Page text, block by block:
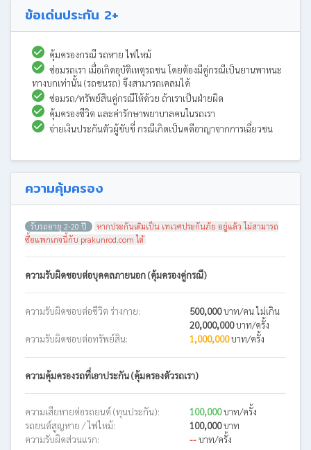
ข้อเด่นประกัน 2+
คุ้มครองกรณี รถหาย ไฟไหม้
ซ่อมรถเรา เมื่อเกิดอุบัติเหตุรถชน โดยต้องมีคู่กรณีเป็นยานพาหนะ
ทางบกเท่านั้น (รถชนรถ) จึงสามารถเคลมได้
ซ่อมรถ/ทรัพย์สินคู่กรณีให้ด้วย ถ้าเราเป็นฝ่ายผิด
คุ้มครองชีวิต และค่ารักษาพยาบาลคนในรถเรา
จ่ายเงินประกันตัวผู้ขับขี่ กรณีเกิดเป็นคดีอาญาจากการเฉี่ยวชน
ความคุ้มครอง
รับรถอายุ 2-20 ปี
หากประกันเดิมเป็น เทเวศประกันภัย อยู่แล้ว ไม่สามารถ
ซื้อแพกเกจนี้กับ prakunrod.com ได้
ความรับผิดชอบต่อบุคคลภายนอก (คุ้มครองคู่กรณี)
ความรับผิดชอบต่อชีวิต ร่างกาย: 500,000บาท/คน ไม่เกิน
20,000,000บาท/ครั้ง
ความรับผิดชอบต่อทรัพย์สิน:
1,000,000บาท/ครั้ง
ความคุ้มครองรถที่เอาประกัน (คุ้มครองตัวรถเรา)
ความเสียหายต่อรถยนต์ (ทุนประกัน): 100,000บาท/ครั้ง
รถยนต์สูญหาย / ไฟไหม้:
100,000บาท
ความรับผิดส่วนแรก:
--บาท/ครั้ง